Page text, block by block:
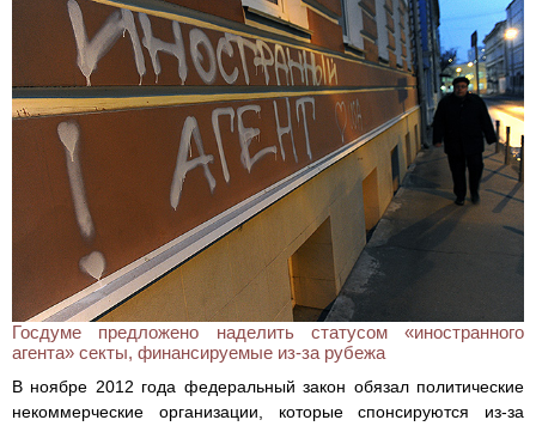
Госдуме предложено наделить статусом «иностранного
агента» секты, финансируемые из-за рубежа
В ноябре 2012 года федеральный закон обязал политические
некоммерческие организации, которые спонсируются из-за